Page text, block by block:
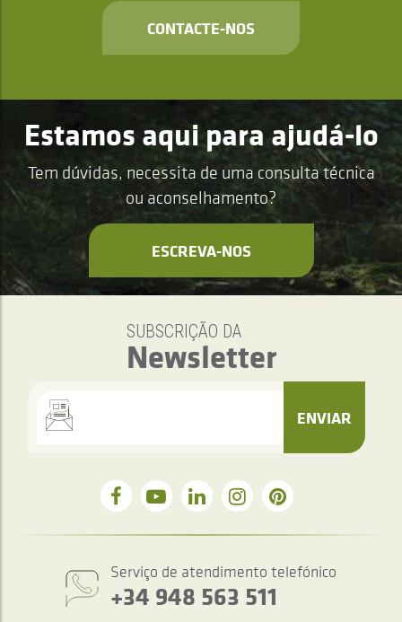
CONTACTE-NOS
Estamos aqui para ajudá-lo
Tem dúvidas, necessita de uma consulta técnica
ou aconselhamento?
ESCREVA-NOS
SUBSCRIÇÃO DA
Newsletter
ENVIAR
Serviço de atendimento telefónico
+34 948 563 511